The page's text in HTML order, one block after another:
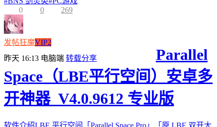
0
0 269
发帖狂魔VIP2
昨天 16:13 电脑端 转载分享
Parallel
Space（LBE平行空间）安卓多
开神器_V4.0.9612 专业版
软件介绍LBE 平行空间「Parallel Space Pro」「原 LBE 双开大